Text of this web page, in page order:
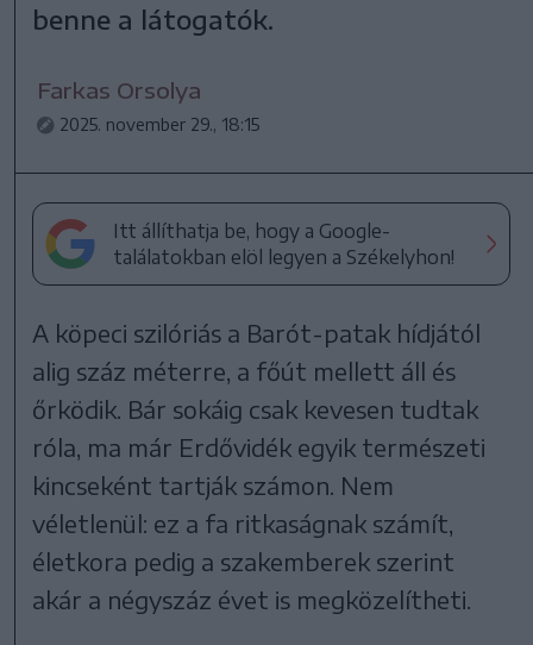
benne a látogatók.
Farkas Orsolya
2025. november 29., 18:15
Itt állíthatja be, hogy a Google-
találatokban elöl legyen a Székelyhon!
A köpeci szilóriás a Barót-patak hídjától
alig száz méterre, a főút mellett áll és
őrködik. Bár sokáig csak kevesen tudtak
róla, ma már Erdővidék egyik természeti
kincseként tartják számon. Nem
véletlenül: ez a fa ritkaságnak számít,
életkora pedig a szakemberek szerint
akár a négyszáz évet is megközelítheti.